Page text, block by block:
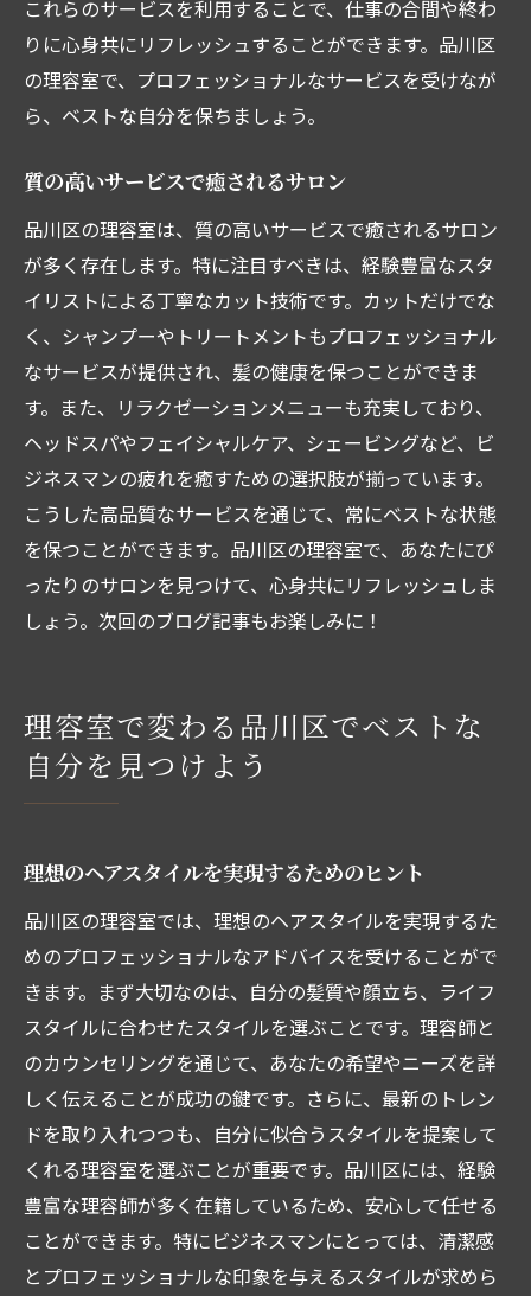
これらのサービスを利用することで、仕事の合間や終わ
りに心身共にリフレッシュすることができます。品川区
の理容室で、プロフェッショナルなサービスを受けなが
ら、ベストな自分を保ちましょう。
質の高いサービスで癒されるサロン
品川区の理容室は、質の高いサービスで癒されるサロン
が多く存在します。特に注目すべきは、経験豊富なスタ
イリストによる丁寧なカット技術です。カットだけでな
く、シャンプーやトリートメントもプロフェッショナル
なサービスが提供され、髪の健康を保つことができま
す。また、リラクゼーションメニューも充実しており、
ヘッドスパやフェイシャルケア、シェービングなど、ビ
ジネスマンの疲れを癒すための選択肢が揃っています。
こうした高品質なサービスを通じて、常にベストな状態
を保つことができます。品川区の理容室で、あなたにぴ
ったりのサロンを見つけて、心身共にリフレッシュしま
しょう。次回のブログ記事もお楽しみに！
理容室で変わる品川区でベストな
自分を見つけよう
理想のヘアスタイルを実現するためのヒント
品川区の理容室では、理想のヘアスタイルを実現するた
めのプロフェッショナルなアドバイスを受けることがで
きます。まず大切なのは、自分の髪質や顔立ち、ライフ
スタイルに合わせたスタイルを選ぶことです。理容師と
のカウンセリングを通じて、あなたの希望やニーズを詳
しく伝えることが成功の鍵です。さらに、最新のトレン
ドを取り入れつつも、自分に似合うスタイルを提案して
くれる理容室を選ぶことが重要です。品川区には、経験
豊富な理容師が多く在籍しているため、安心して任せる
ことができます。特にビジネスマンにとっては、清潔感
とプロフェッショナルな印象を与えるスタイルが求めら